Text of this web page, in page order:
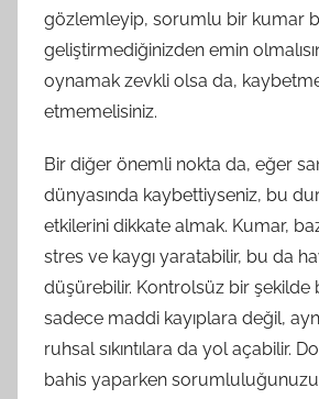
gözlemleyip, sorumlu bir kumar
geliştirmediğinizden emin
oynamak zevkli olsa da,
etmemelisiniz.
Bir diğer önemli nokta da, eğer
dünyasında kaybettiyseniz, bu
etkilerini dikkate almak. Kumar,
stres ve kaygı yaratabilir, bu da
düşürebilir. Kontrolsüz bir şekilde
sadece maddi kayıplara değil,
ruhsal sıkıntılara da yol açabilir.
bahis yaparken